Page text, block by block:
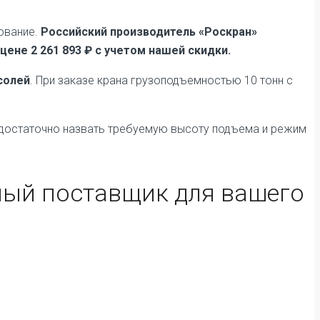
Российский производитель «Роскран»
2 261 893 ₽ с учетом нашей скидки.
. При заказе крана грузоподъемностью 10 тонн с
назвать требуемую высоту подъема и режим
поставщик для вашего